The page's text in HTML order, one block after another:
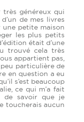
très généreux qui
de mes livres
petite maison
les plus petits
était d’une
trouvé cela très
appartient pas,
particulière de
en question a eu
s’est beaucoup
ce qui m’a fait
de savoir que je
toucherais aucun